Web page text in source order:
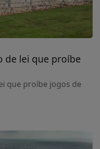
de lei que proíbe
que proíbe jogos de